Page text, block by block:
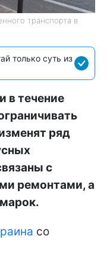
транспорта в
только суть из
в течение
ряд
с
ремонтами, а
со